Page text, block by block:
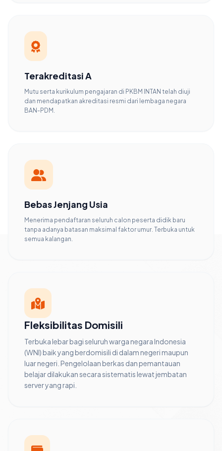
Terakreditasi A
Mutu serta kurikulum pengajaran di PKBM INTAN telah diuji
dan mendapatkan akreditasi resmi dari lembaga negara
BAN-PDM.
Bebas Jenjang Usia
Menerima pendaftaran seluruh calon peserta didik baru
tanpa adanya batasan maksimal faktor umur. Terbuka untuk
semua kalangan.
Fleksibilitas Domisili
Terbuka lebar bagi seluruh warga negara Indonesia
(WNI) baik yang berdomisili di dalam negeri maupun
luar negeri. Pengelolaan berkas dan pemantauan
belajar dilakukan secara sistematis lewat jembatan
server yang rapi.